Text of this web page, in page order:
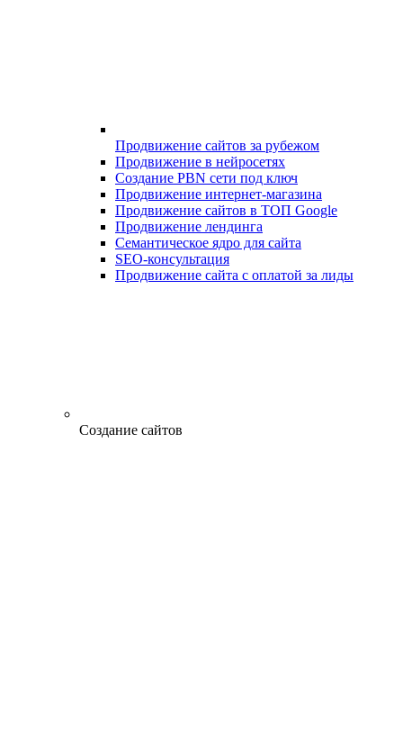
Продвижение сайтов за рубежом
Продвижение в нейросетях
Создание PBN сети под ключ
Продвижение интернет-магазина
Продвижение сайтов в ТОП Google
Продвижение лендинга
Семантическое ядро для сайта
SEO-консультация
Продвижение сайта с оплатой за лиды
Создание сайтов